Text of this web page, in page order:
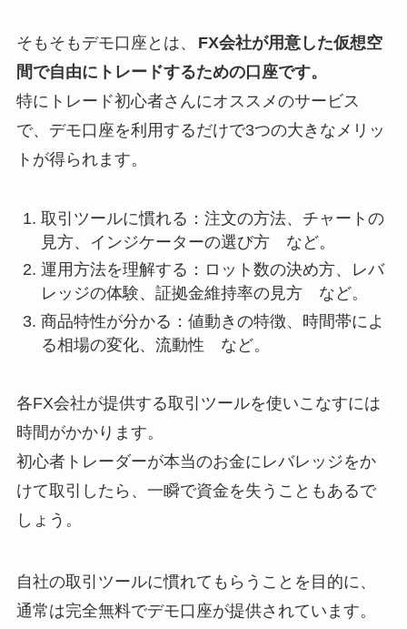
そもそもデモ口座とは、
FX会社が用意した仮想空
間で自由にトレードするための口座です。
特にトレード初心者さんにオススメのサービス
で、デモ口座を利用するだけで3つの大きなメリッ
トが得られます。
取引ツールに慣れる：注文の方法、チャートの
見方、インジケーターの選び方 など。
運用方法を理解する：ロット数の決め方、レバ
レッジの体験、証拠金維持率の見方 など。
商品特性が分かる：値動きの特徴、時間帯によ
る相場の変化、流動性 など。
各FX会社が提供する取引ツールを使いこなすには
時間がかかります。
初心者トレーダーが本当のお金にレバレッジをか
けて取引したら、一瞬で資金を失うこともあるで
しょう。
自社の取引ツールに慣れてもらうことを目的に、
通常は完全無料でデモ口座が提供されています。